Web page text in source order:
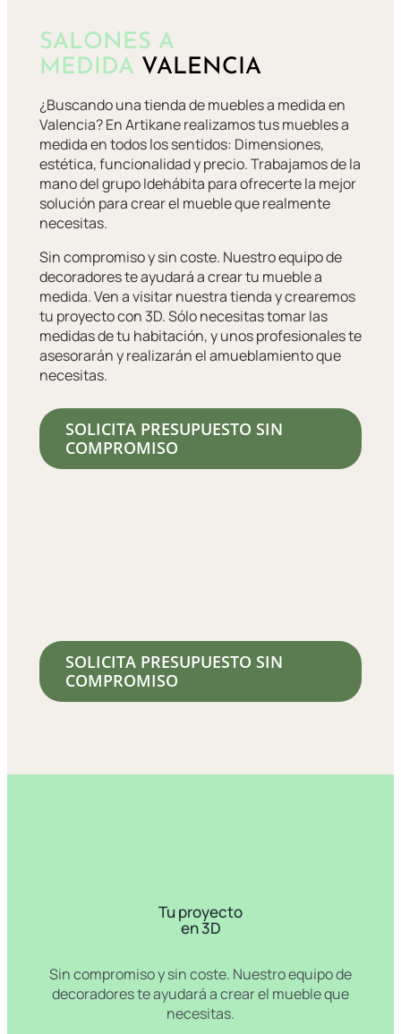
SALONES A
MEDIDA VALENCIA
¿Buscando una tienda de muebles a medida en
Valencia? En Artikane realizamos tus muebles a
medida en todos los sentidos: Dimensiones,
estética, funcionalidad y precio. Trabajamos de la
mano del grupo Idehábita para ofrecerte la mejor
solución para crear el mueble que realmente
necesitas.
Sin compromiso y sin coste. Nuestro equipo de
decoradores te ayudará a crear tu mueble a
medida. Ven a visitar nuestra tienda y crearemos
tu proyecto con 3D. Sólo necesitas tomar las
medidas de tu habitación, y unos profesionales te
asesorarán y realizarán el amueblamiento que
necesitas.
SOLICITA PRESUPUESTO SIN
COMPROMISO
SOLICITA PRESUPUESTO SIN
COMPROMISO
Tu proyecto
en 3D
Sin compromiso y sin coste. Nuestro equipo de
decoradores te ayudará a crear el mueble que
necesitas.